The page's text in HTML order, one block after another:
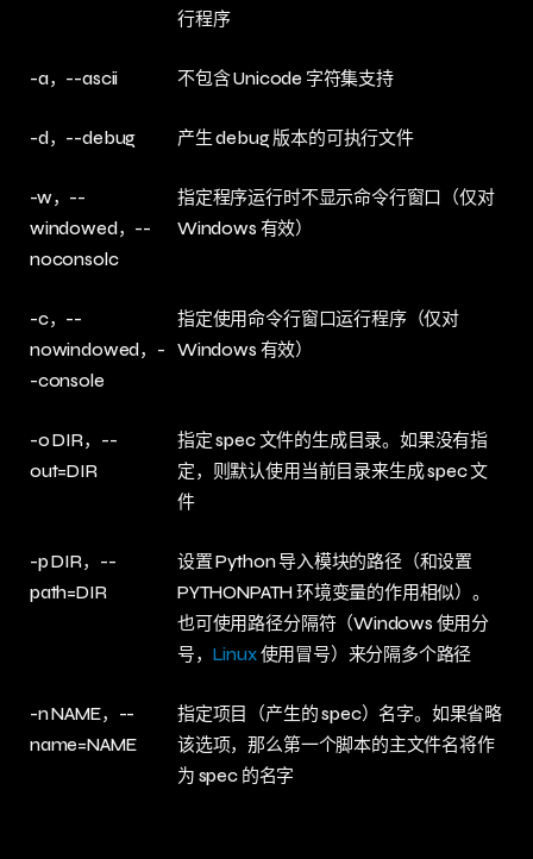
行程序
-a，--ascii 不包含 Unicode 字符集支持
-d，--debug 产生 debug 版本的可执行文件
-w，--
windowed，--
noconsolc
指定程序运行时不显示命令行窗口（仅对
Windows 有效）
-c，--
nowindowed，-
-console
指定使用命令行窗口运行程序（仅对
Windows 有效）
-o DIR，--
out=DIR
指定 spec 文件的生成目录。如果没有指
定，则默认使用当前目录来生成 spec 文
件
-p DIR，--
path=DIR
设置 Python 导入模块的路径（和设置
PYTHONPATH 环境变量的作用相似）。
也可使用路径分隔符（Windows 使用分
号， Linux使用冒号）来分隔多个路径
-n NAME，--
name=NAME
指定项目（产生的 spec）名字。如果省略
该选项，那么第一个脚本的主文件名将作
为 spec 的名字